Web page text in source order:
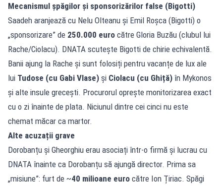
Mecanismul șpăgilor și sponsorizărilor false (Bigotti)
Saadeh aranjează cu Nelu Olteanu și Emil Roșca (Bigotti) o
„sponsorizare” de 250.000 euro către Gloria Buzău (clubul lui
Rache/Ciolacu). DNATA scutește Bigotti de chirie echivalentă.
Banii ajung la Rache și sunt folosiți pentru vacanțe de lux ale
lui Tudose (cu Gabi Vlase) și Ciolacu (cu Ghiță) în Mykonos
și alte insule grecești. Procurorul oprește monitorizarea exact
cu o zi înainte de plata. Niciunul dintre cei cinci nu este
chemat măcar ca martor.
Alte acuzații grave
Dorobanțu și Gheorghiu erau asociați într-o firmă și lucrau cu
DNATA înainte ca Dorobanțu să ajungă director. Prima sa
„misiune”: furt de ~40 milioane euro către Ion Țiriac. Spăgi